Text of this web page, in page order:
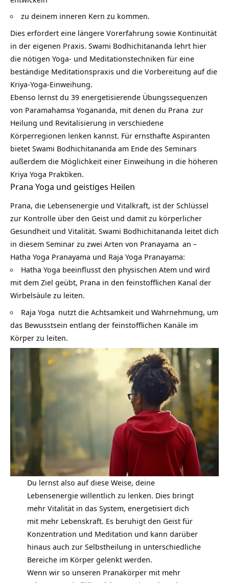
zu deinem inneren Kern zu kommen.
Dies erfordert eine längere Vorerfahrung sowie Kontinuität
in der eigenen Praxis. Swami Bodhichitananda lehrt hier
die nötigen Yoga- und Meditationstechniken für eine
beständige Meditationspraxis und die Vorbereitung auf die
Kriya-Yoga-Einweihung.
Ebenso lernst du 39 energetisierende Übungssequenzen
von Paramahamsa Yogananda, mit denen du Prana zur
Heilung und Revitalisierung in verschiedene
Körperregionen lenken kannst. Für ernsthafte Aspiranten
bietet Swami Bodhichitananda am Ende des Seminars
außerdem die Möglichkeit einer Einweihung in die höheren
Kriya Yoga Praktiken.
Prana Yoga und geistiges Heilen
Prana, die Lebensenergie und Vitalkraft, ist der Schlüssel
zur Kontrolle über den Geist und damit zu körperlicher
Gesundheit und Vitalität. Swami Bodhichitananda leitet dich
in diesem Seminar zu zwei Arten von Pranayama an –
Hatha Yoga Pranayama und Raja Yoga Pranayama:
Hatha Yoga beeinflusst den physischen Atem und wird
mit dem Ziel geübt, Prana in den feinstofflichen Kanal der
Wirbelsäule zu leiten.
Raja Yoga nutzt die Achtsamkeit und Wahrnehmung, um
das Bewusstsein entlang der feinstofflichen Kanäle im
Körper zu leiten.
Du lernst also auf diese Weise, deine
Lebensenergie willentlich zu lenken. Dies bringt
mehr Vitalität in das System, energetisiert dich
mit mehr Lebenskraft. Es beruhigt den Geist für
Konzentration und Meditation und kann darüber
hinaus auch zur Selbstheilung in unterschiedliche
Bereiche im Körper gelenkt werden.
Wenn wir so unseren Pranakörper mit mehr